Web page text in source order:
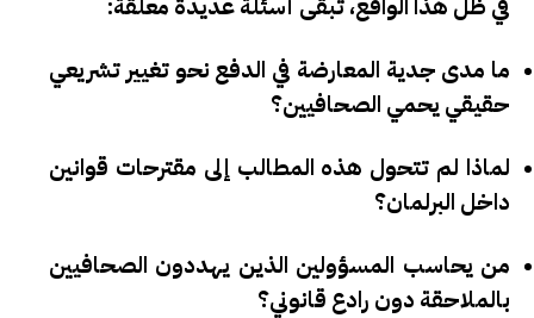
ما مدى جدية المعارضة في الدفع نحو تغيير تشريعي
حقيقي يحمي الصحافيين؟
لماذا لم تتحول هذه المطالب إلى مقترحات قوانين
داخل البرلمان؟
من يحاسب المسؤولين الذين يهددون الصحافيين
بالملاحقة دون رادع قانوني؟